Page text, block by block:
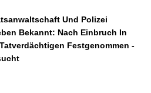
Und Polizei
Bekannt: Nach Einbruch In
Festgenommen -